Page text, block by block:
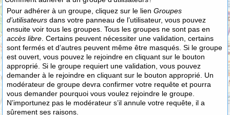
Pour adhérer à un groupe, cliquez sur le lien Groupes
d’utilisateurs dans votre panneau de l’utilisateur, vous pouvez
ensuite voir tous les groupes. Tous les groupes ne sont pas en
accès libre . Certains peuvent nécessiter une validation, certains
sont fermés et d’autres peuvent même être masqués. Si le groupe
est ouvert, vous pouvez le rejoindre en cliquant sur le bouton
approprié. Si le groupe requiert une validation, vous pouvez
demander à le rejoindre en cliquant sur le bouton approprié. Un
modérateur de groupe devra confirmer votre requête et pourra
vous demander pourquoi vous voulez rejoindre le groupe.
N’importunez pas le modérateur s’il annule votre requête, il a
sûrement ses raisons.